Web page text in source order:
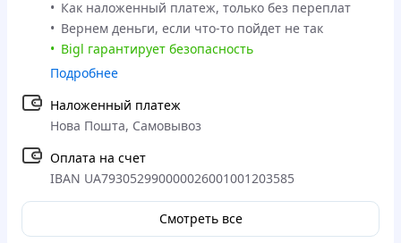
Как наложенный платеж, только без переплат
Вернем деньги, если что-то пойдет не так
Bigl гарантирует безопасность
Подробнее
Наложенный платеж
Нова Пошта, Самовывоз
Оплата на счет
IBAN UA793052990000026001001203585
Смотреть все